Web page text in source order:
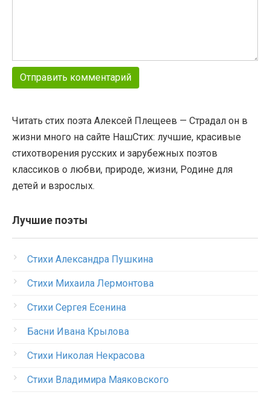
Читать стих поэта Алексей Плещеев — Страдал он в
жизни много на сайте НашСтих: лучшие, красивые
стихотворения русских и зарубежных поэтов
классиков о любви, природе, жизни, Родине для
детей и взрослых.
Лучшие поэты
Стихи Александра Пушкина
Стихи Михаила Лермонтова
Стихи Сергея Есенина
Басни Ивана Крылова
Стихи Николая Некрасова
Стихи Владимира Маяковского